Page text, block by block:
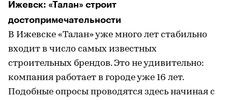
Ижевск: «Талан» строит
достопримечательности
В Ижевске «Талан» уже много лет стабильно
входит в число самых известных
строительных брендов. Это не удивительно:
компания работает в городе уже 16 лет.
Подобные опросы проводятся здесь начиная с